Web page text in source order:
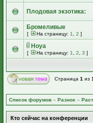
Плодовая экзотика:
Бромеливые
[ На страницу: 1 2 ]
Hoya
[ На страницу: 1 2 3 ]
Страница 1 из 1
Список форумов » Разное »
Кто сейчас на конференции